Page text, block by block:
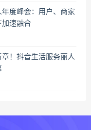
度峰会：用户、商家
加速融合
！抖音生活服务丽人